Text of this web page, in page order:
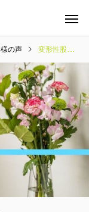
整体
の声 変形性股関節症（73歳 女性 事務職）